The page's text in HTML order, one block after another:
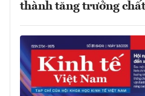
thành tăng trưởng